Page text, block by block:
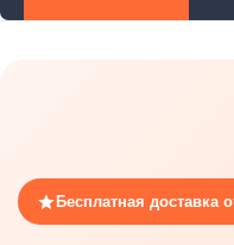
Бесплатная доставка